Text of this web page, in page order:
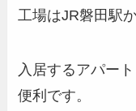
工場はJR磐田駅
入居するアパー
便利です。